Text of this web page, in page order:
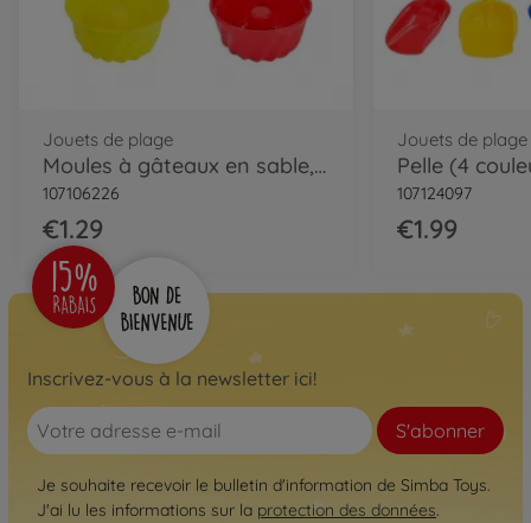
Jouets de plage
Moules à gâteaux en sable, 4-sort.
107106226
€1.29
Jouets de plage
Pelle (4
107124097
€1.99
Inscrivez-vous à la newsletter ici!
S'abonner
Je souhaite recevoir le bulletin d'information de Simba Toys.
J'ai lu les informations sur la protection des données.